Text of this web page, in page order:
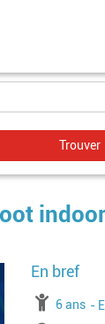
Image
à partir
6 ans